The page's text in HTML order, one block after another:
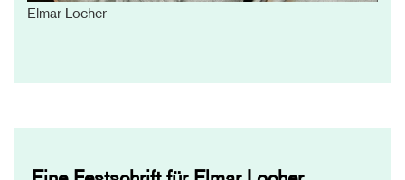
Elmar Locher